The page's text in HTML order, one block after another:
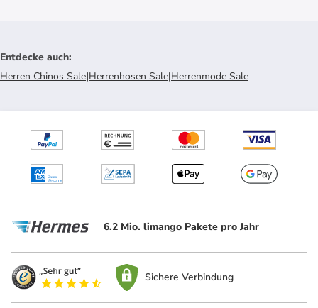
Entdecke auch:
Herren Chinos Sale|Herrenhosen Sale|Herrenmode Sale
6.2 Mio. limango Pakete pro Jahr
Sichere Verbindung